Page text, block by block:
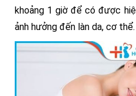
khoảng 1 giờ để có được
ảnh hưởng đến làn da, cơ thể.